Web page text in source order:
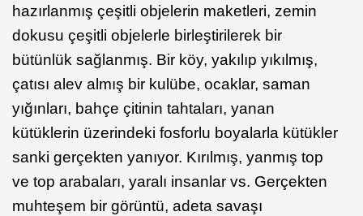
hazırlanmış çeşitli objelerin maketleri, zemin
dokusu çeşitli objelerle birleştirilerek bir
bütünlük sağlanmış. Bir köy, yakılıp yıkılmış,
çatısı alev almış bir kulübe, ocaklar, saman
yığınları, bahçe çitinin tahtaları, yanan
kütüklerin üzerindeki fosforlu boyalarla kütükler
sanki gerçekten yanıyor. Kırılmış, yanmış top
ve top arabaları, yaralı insanlar vs. Gerçekten
muhteşem bir görüntü, adeta savaşı